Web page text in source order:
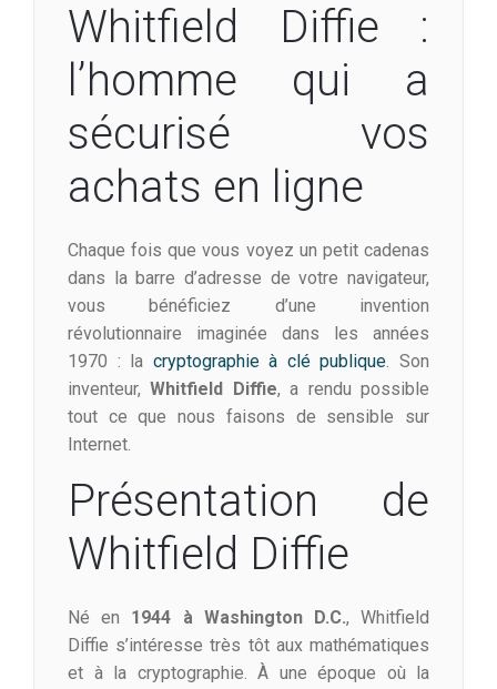
Whitfield Diffie :
l’homme qui a
sécurisé vos
achats en ligne
Chaque fois que vous voyez un petit cadenas
dans la barre d’adresse de votre navigateur,
vous bénéficiez d’une invention
révolutionnaire imaginée dans les années
1970 : la cryptographie à clé publique. Son
inventeur,Whitfield Diffie, a rendu possible
tout ce que nous faisons de sensible sur
Internet.
Présentation de
Whitfield Diffie
Né en 1944 à Washington D.C., Whitfield
Diffie s’intéresse très tôt aux mathématiques
et à la cryptographie. À une époque où la